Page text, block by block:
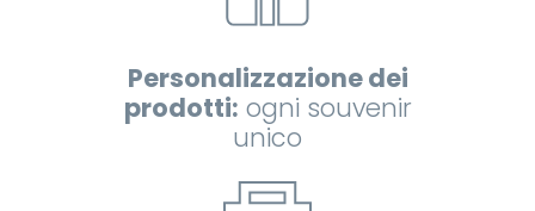
Personalizzazione dei
prodotti: ogni souvenir
unico